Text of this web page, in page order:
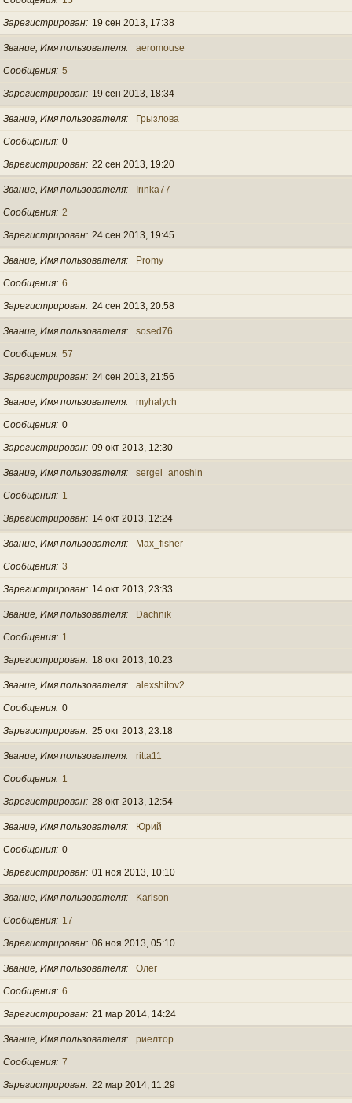
Зарегистрирован 19 сен 2013, 17:38
Звание, Имя пользователя aeromouse
Сообщения 5
Зарегистрирован 19 сен 2013, 18:34
Звание, Имя пользователя Грызлова
Сообщения 0
Зарегистрирован 22 сен 2013, 19:20
Звание, Имя пользователя Irinka77
Сообщения 2
Зарегистрирован 24 сен 2013, 19:45
Звание, Имя пользователя Promy
Сообщения 6
Зарегистрирован 24 сен 2013, 20:58
Звание, Имя пользователя sosed76
Сообщения 57
Зарегистрирован 24 сен 2013, 21:56
Звание, Имя пользователя myhalych
Сообщения 0
Зарегистрирован 09 окт 2013, 12:30
Звание, Имя пользователя sergei_anoshin
Сообщения 1
Зарегистрирован 14 окт 2013, 12:24
Звание, Имя пользователя Max_fisher
Сообщения 3
Зарегистрирован 14 окт 2013, 23:33
Звание, Имя пользователя Dachnik
Сообщения 1
Зарегистрирован 18 окт 2013, 10:23
Звание, Имя пользователя alexshitov2
Сообщения 0
Зарегистрирован 25 окт 2013, 23:18
Звание, Имя пользователя ritta11
Сообщения 1
Зарегистрирован 28 окт 2013, 12:54
Звание, Имя пользователя Юрий
Сообщения 0
Зарегистрирован 01 ноя 2013, 10:10
Звание, Имя пользователя Karlson
Сообщения 17
Зарегистрирован 06 ноя 2013, 05:10
Звание, Имя пользователя Олег
Сообщения 6
Зарегистрирован 21 мар 2014, 14:24
Звание, Имя пользователя риелтор
Сообщения 7
Зарегистрирован 22 мар 2014, 11:29